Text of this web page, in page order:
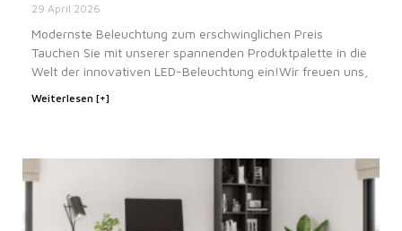
29 April 2026
Modernste Beleuchtung zum erschwinglichen Preis
Tauchen Sie mit unserer spannenden Produktpalette in die
Welt der innovativen LED-Beleuchtung ein!Wir freuen uns,
Weiterlesen [+]